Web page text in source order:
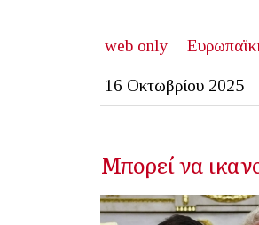
web only
16 Οκτωβρίου 2025
Μπορεί να